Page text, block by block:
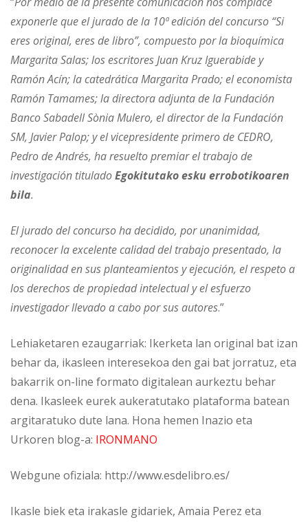
exponerle que el jurado de la 10ª edición del concurso “Si
eres original, eres de libro”, compuesto por la bioquímica
Margarita Salas; los escritores Juan Kruz Iguerabide y
Ramón Acín; la catedrática Margarita Prado; el economista
Ramón Tamames; la directora adjunta de la Fundación
Banco Sabadell Sònia Mulero, el director de la Fundación
SM, Javier Palop; y el vicepresidente primero de CEDRO,
Pedro de Andrés, ha resuelto premiar el trabajo de
investigación tituladoEgokitutako esku errobotikoaren
bila.
El jurado del concurso ha decidido, por unanimidad,
reconocer la excelente calidad del trabajo presentado, la
originalidad en sus planteamientos y ejecución, el respeto a
los derechos de propiedad intelectual y el esfuerzo
investigador llevado a cabo por sus autores.”
Lehiaketaren ezaugarriak: Ikerketa lan original bat izan
behar da, ikasleen interesekoa den gai bat jorratuz, eta
bakarrik on-line formato digitalean aurkeztu behar
dena. Ikasleek eurek aukeratutako plataforma batean
argitaratuko dute lana. Hona hemen Inazio eta
Urkoren blog-a: IRONMANO
Webgune ofiziala: http://www.esdelibro.es/
Ikasle biek eta irakasle gidariek, Amaia Perez eta